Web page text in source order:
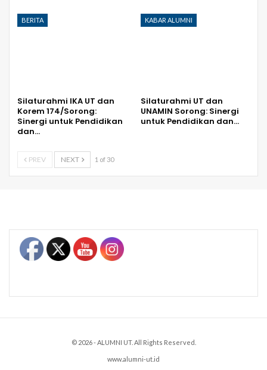
BERITA
Silaturahmi IKA UT dan
Korem 174/Sorong:
Sinergi untuk Pendidikan
dan…
KABAR ALUMNI
Silaturahmi UT dan
UNAMIN Sorong: Sinergi
untuk Pendidikan dan…
PREV NEXT 1 of 30
© 2026 - ALUMNI UT. All Rights Reserved.
www.alumni-ut.id